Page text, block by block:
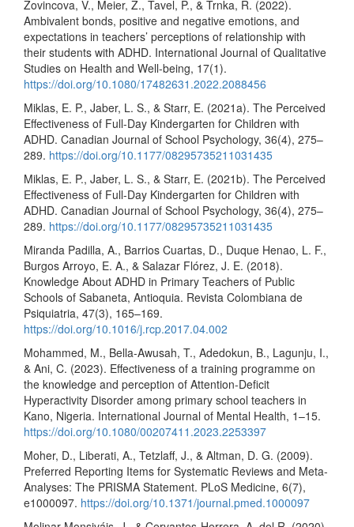
Zovincova, V., Meier, Z., Tavel, P., & Trnka, R. (2022).
Ambivalent bonds, positive and negative emotions, and
expectations in teachers’ perceptions of relationship with
their students with ADHD. International Journal of Qualitative
Studies on Health and Well-being, 17(1).
https://doi.org/10.1080/17482631.2022.2088456
Miklas, E. P., Jaber, L. S., & Starr, E. (2021a). The Perceived
Effectiveness of Full-Day Kindergarten for Children with
ADHD. Canadian Journal of School Psychology, 36(4), 275–
289. https://doi.org/10.1177/08295735211031435
Miklas, E. P., Jaber, L. S., & Starr, E. (2021b). The Perceived
Effectiveness of Full-Day Kindergarten for Children with
ADHD. Canadian Journal of School Psychology, 36(4), 275–
289. https://doi.org/10.1177/08295735211031435
Miranda Padilla, A., Barrios Cuartas, D., Duque Henao, L. F.,
Burgos Arroyo, E. A., & Salazar Flórez, J. E. (2018).
Knowledge About ADHD in Primary Teachers of Public
Schools of Sabaneta, Antioquia. Revista Colombiana de
Psiquiatria, 47(3), 165–169.
https://doi.org/10.1016/j.rcp.2017.04.002
Mohammed, M., Bella-Awusah, T., Adedokun, B., Lagunju, I.,
& Ani, C. (2023). Effectiveness of a training programme on
the knowledge and perception of Attention-Deficit
Hyperactivity Disorder among primary school teachers in
Kano, Nigeria. International Journal of Mental Health, 1–15.
https://doi.org/10.1080/00207411.2023.2253397
Moher, D., Liberati, A., Tetzlaff, J., & Altman, D. G. (2009).
Preferred Reporting Items for Systematic Reviews and Meta-
Analyses: The PRISMA Statement. PLoS Medicine, 6(7),
e1000097. https://doi.org/10.1371/journal.pmed.1000097